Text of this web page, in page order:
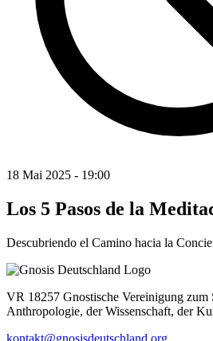
18 Mai 2025 - 19:00
Los 5 Pasos de la
Descubriendo el Camino hacia la
VR 18257 Gnostische Vereinigung zum
Anthropologie, der Wissenschaft, der
kontakt@gnosisdeutschland.org